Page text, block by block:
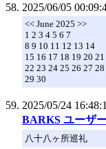
2025/06/05
<< June 2025 >>
1 2 3 4 5 6 7
8 9 10 11 12 13 14
15 16 17 18 19 20 21
22 23 24 25 26 27 28
29 30
2025/05/24
BARKS ユーザ
八十八ヶ所巡礼